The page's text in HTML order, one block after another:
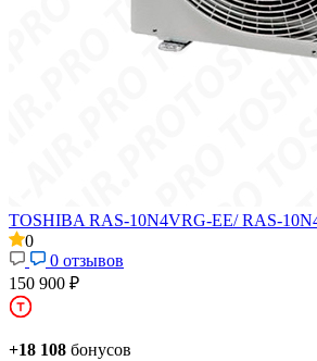
TOSHIBA RAS-10N4VRG-EE/ RAS-
0
0 отзывов
150 900 ₽
+18 108 бонусов